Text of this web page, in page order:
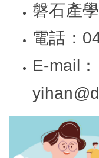
磐石產
電話：
E-mail：